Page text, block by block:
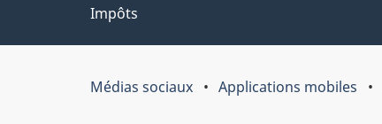
g
e
Impôts
Organisation
Médias sociaux Applications mobiles